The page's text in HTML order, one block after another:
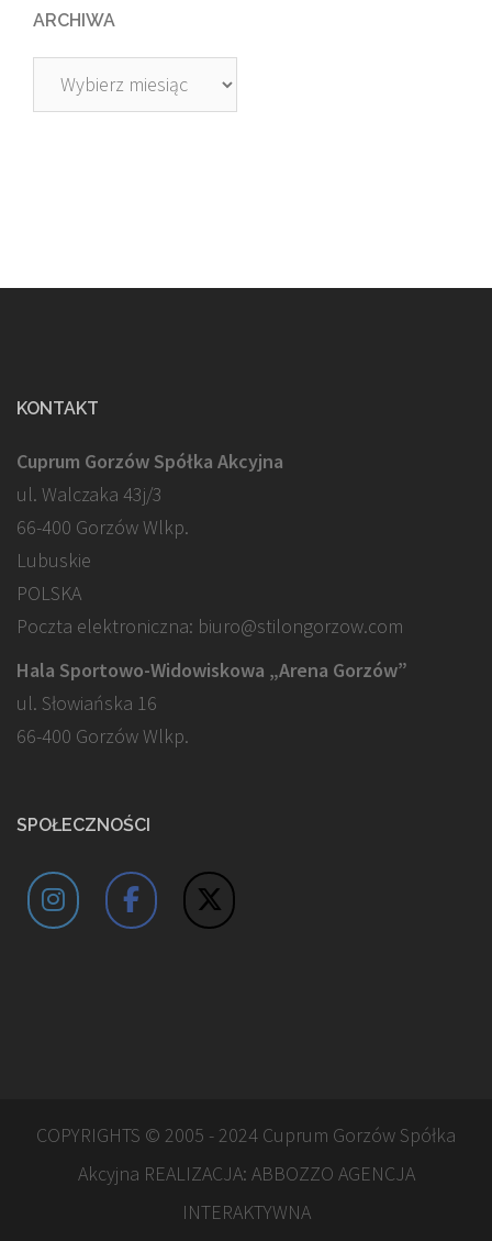
ARCHIWA
Archiwa
KONTAKT
Cuprum Gorzów Spółka Akcyjna
ul. Walczaka 43j/3
66-400 Gorzów Wlkp.
Lubuskie
POLSKA
Poczta elektroniczna: biuro@stilongorzow.com
Hala Sportowo-Widowiskowa „Arena Gorzów”
ul. Słowiańska 16
66-400 Gorzów Wlkp.
SPOŁECZNOŚCI
COPYRIGHTS © 2005 - 2024 Cuprum Gorzów Spółka
Akcyjna REALIZACJA: ABBOZZO AGENCJA
INTERAKTYWNA